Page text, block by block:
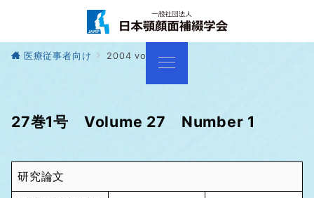
医療従事者向け 2004 vol27
27巻1号 Volume 27 Number 1
研究論文